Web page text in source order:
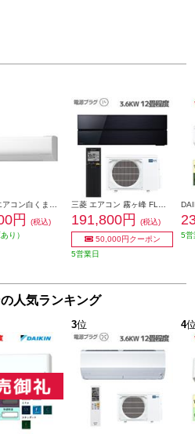
円
(税込)
り）
191,800円
(税込)
50,000円クーポン
5営業日
5営
人気ランキング
3位 4